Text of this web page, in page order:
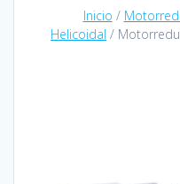
Inicio /
Helicoidal /